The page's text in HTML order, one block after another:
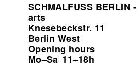
SCHMALFUSS
arts
Knesebeckstr. 11
Berlin West
Opening hours
Mo–Sa 11–18h